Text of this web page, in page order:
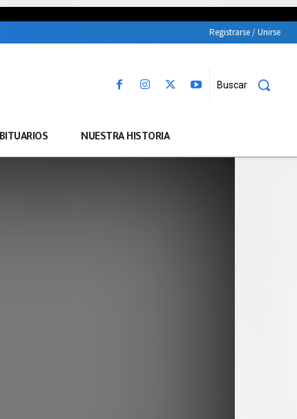
Registrarse / Unirse
Buscar
NUESTRA HISTORIA